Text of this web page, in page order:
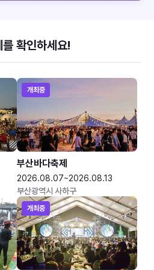
확인하세요!
개최중
부산바다축제
2026.08.07~2026.08.13
부산광역시 사하구
개최중